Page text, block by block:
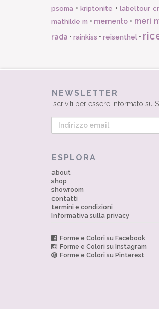
psoma •kriptonite •labeltour
mathilde m • memento • meri
rada • rainkiss • reisenthel •
NEWSLETTER
Iscriviti per essere informato su
ESPLORA
about
shop
showroom
contatti
termini e condizioni
Informativa sulla privacy
Forme e Colori su Facebook
Forme e Colori su Instagram
Forme e Colori su Pinterest